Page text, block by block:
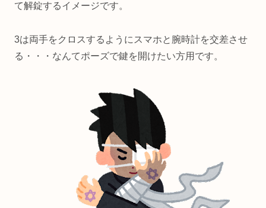
て解錠するイメージです。
3は両手をクロスするようにスマホと腕時計を交差させ
る・・・なんてポーズで鍵を開けたい方用です。